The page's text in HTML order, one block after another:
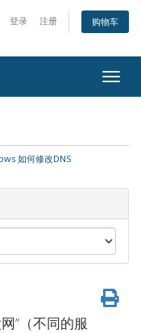
登录 注册 购物车
如何修改DNS
”（不同的服